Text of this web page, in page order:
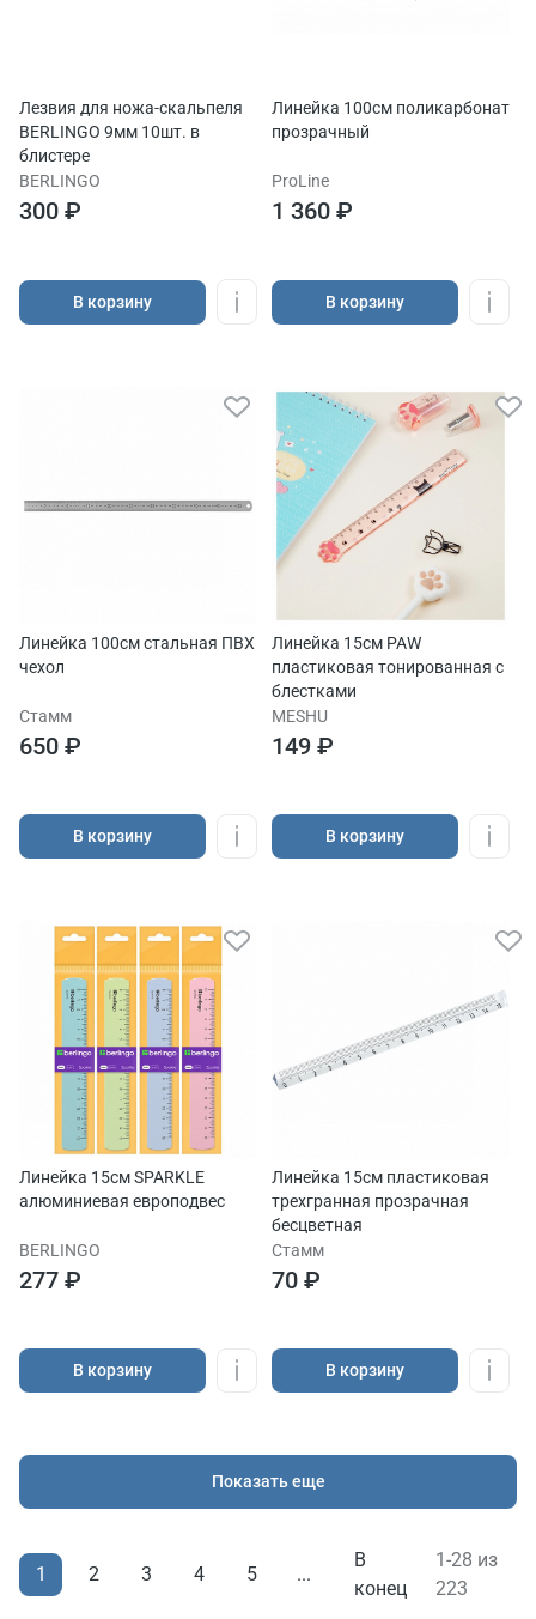
Лезвия для ножа-скальпеля
BERLINGO 9мм 10шт. в
блистере
BERLINGO
300 ₽
В корзину
Линейка 100см поликарбонат
прозрачный
ProLine
1 360 ₽
В корзину
Линейка 100см стальная ПВХ
чехол
Стамм
650 ₽
В корзину
Линейка 15см PAW
пластиковая тонированная с
блестками
MESHU
149 ₽
В корзину
Линейка 15см SPARKLE
алюминиевая европодвес
BERLINGO
277 ₽
В корзину
Линейка 15см пластиковая
трехгранная прозрачная
бесцветная
Стамм
70 ₽
В корзину
Показать еще
1 2 3 4 5 ...
В
конец
1-28 из
223